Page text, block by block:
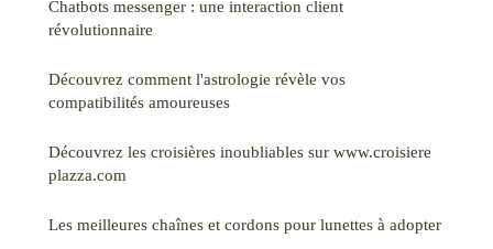
Chatbots messenger : une interaction client
révolutionnaire
Découvrez comment l'astrologie révèle vos
compatibilités amoureuses
Découvrez les croisières inoubliables sur www.croisiere
plazza.com
Les meilleures chaînes et cordons pour lunettes à adopter